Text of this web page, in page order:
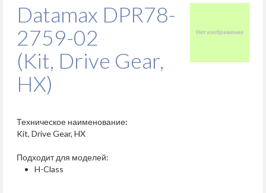
Datamax DPR78-
2759-02
(Kit, Drive Gear,
HX)
Техническое наименование:
Kit, Drive Gear, HX
Подходит для моделей:
H-Class